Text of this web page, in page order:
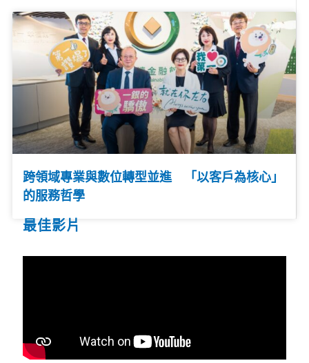
跨領域專業與數位轉型並進 「以客戶為核心」
的服務哲學
最佳影片